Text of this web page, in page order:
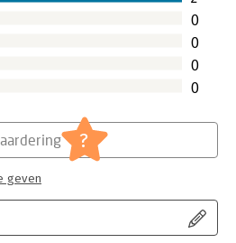
0
0
0
0
?
geven